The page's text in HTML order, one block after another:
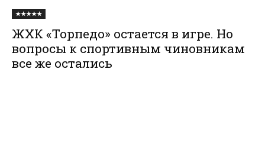
★★★★★
ЖХК «Торпедо» остается в игре. Но
вопросы к спортивным чиновникам
все же остались